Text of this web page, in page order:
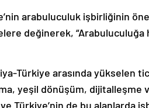
arabuluculuk işbirliğinin
değinerek,
Türkiye arasında yükselen
yeşil dönüşüm, dijitalleşme
Türkiye’nin de bu alanlarda